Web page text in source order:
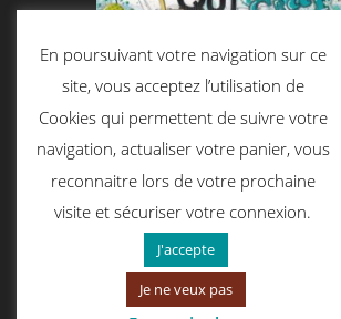
En poursuivant votre navigation sur ce
site, vous acceptez l’utilisation de
Cookies qui permettent de suivre votre
navigation, actualiser votre panier, vous
reconnaitre lors de votre prochaine
visite et sécuriser votre connexion.
J'accepte
Je ne veux pas